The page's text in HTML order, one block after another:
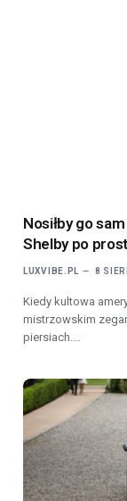
Nosiłby go
Shelby po
LUXVIBE.PL 8
Kiedy kultowa
mistrzowskim
piersiach.…